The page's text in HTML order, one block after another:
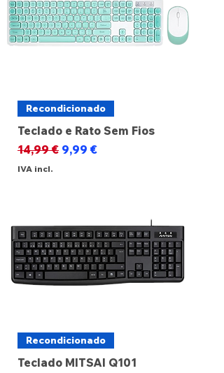
Recondicionado
Teclado e Rato Sem Fios
Preço normal
14,99 € Preço promocional
9,99 €
IVA incl.
Recondicionado
Teclado MITSAI Q101